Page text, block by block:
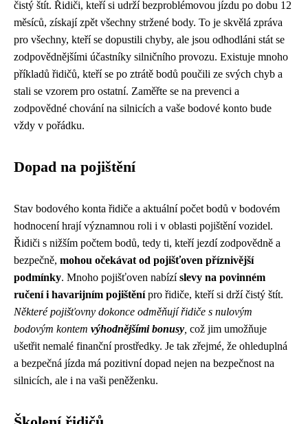
čistý štít. Řidiči, kteří si udrží bezproblémovou jízdu po dobu 12
měsíců, získají zpět všechny stržené body. To je skvělá zpráva
pro všechny, kteří se dopustili chyby, ale jsou odhodláni stát se
zodpovědnějšími účastníky silničního provozu. Existuje mnoho
příkladů řidičů, kteří se po ztrátě bodů poučili ze svých chyb a
stali se vzorem pro ostatní. Zaměřte se na prevenci a
zodpovědné chování na silnicích a vaše bodové konto bude
vždy v pořádku.
Dopad na pojištění
Stav bodového konta řidiče a aktuální počet bodů v bodovém
hodnocení hrají významnou roli i v oblasti pojištění vozidel.
Řidiči s nižším počtem bodů, tedy ti, kteří jezdí zodpovědně a
bezpečně, mohou očekávat od pojišťoven příznivější
podmínky. Mnoho pojišťoven nabízíslevy na povinném
ručení i havarijním pojištěnípro řidiče, kteří si drží čistý štít.
Některé pojišťovny dokonce odměňují řidiče s nulovým
bodovým kontem výhodnějšími bonusy což jim umožňuje
ušetřit nemalé finanční prostředky. Je tak zřejmé, že ohleduplná
a bezpečná jízda má pozitivní dopad nejen na bezpečnost na
silnicích, ale i na vaši peněženku.